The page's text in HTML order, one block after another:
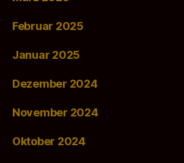
Februar 2025
Januar 2025
Dezember 2024
November 2024
Oktober 2024